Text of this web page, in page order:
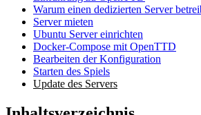
Warum einen dedizierten Server
Server mieten
Ubuntu Server einrichten
Docker-Compose mit OpenTTD
Bearbeiten der Konfiguration
Starten des Spiels
Update des Servers